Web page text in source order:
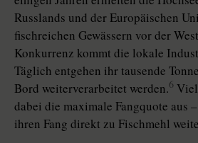
Russlands und der Europäischen
fischreichen Gewässern vor der
Konkurrenz kommt die lokale
Täglich entgehen ihr tausende
Bord weiterverarbeitet werden.6
dabei die maximale Fangquote aus
ihren Fang direkt zu Fischmehl